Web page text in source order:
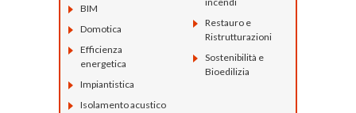
BIM
Domotica
Efficienza
energetica
Impiantistica
Isolamento acustico
Restauro e
Ristrutturazioni
Sostenibilità e
Bioedilizia